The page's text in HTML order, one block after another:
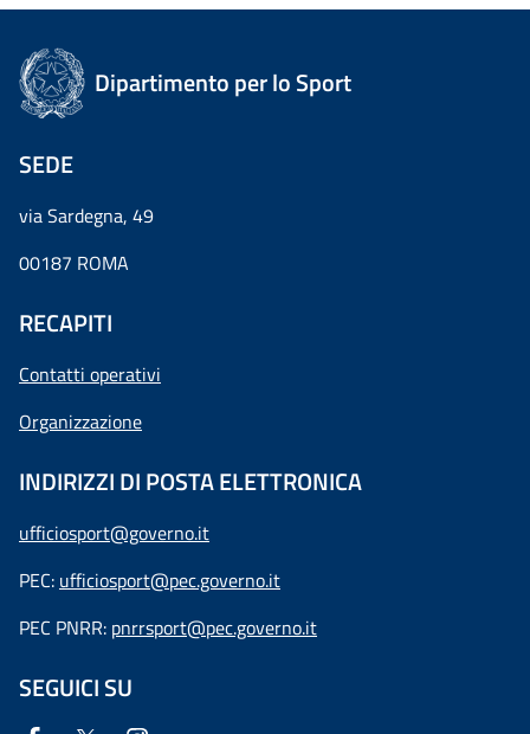
Dipartimento per lo Sport
SEDE
via Sardegna, 49
00187 ROMA
RECAPITI
Contatti operativi
Organizzazione
INDIRIZZI DI POSTA ELETTRONICA
ufficiosport@governo.it
PEC: ufficiosport@pec.governo.it
PEC PNRR: pnrrsport@pec.governo.it
SEGUICI SU